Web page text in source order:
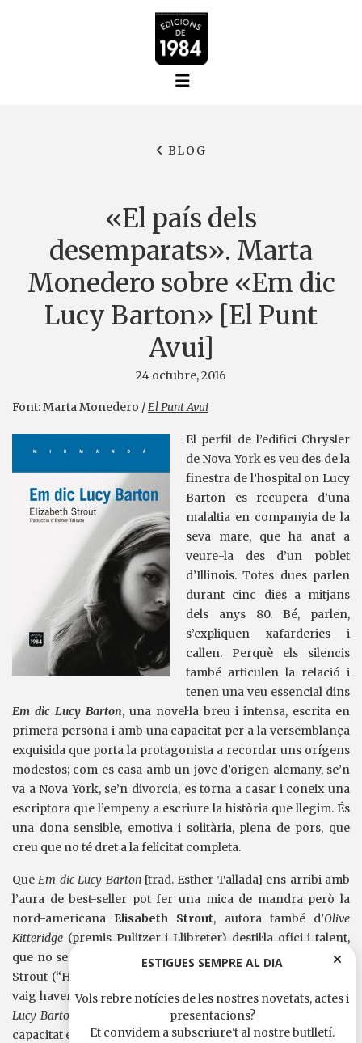
BLOG
«El país dels
desemparats». Marta
Monedero sobre «Em dic
Lucy Barton» [El Punt
Avui]
24 octubre, 2016
Font: Marta Monedero /El Punt Avui
El perfil de l’edifici Chrysler
de Nova York es veu des de la
finestra de l’hospital on Lucy
Barton es recupera d’una
malaltia en companyia de la
seva mare, que ha anat a
veure-la des d’un poblet
d’Illinois. Totes dues parlen
durant cinc dies a mitjans
dels anys 80. Bé, parlen,
s’expliquen xafarderies i
callen. Perquè els silencis
també articulen la relació i
tenen una veu essencial dins
Em dic Lucy Barton, una novel·la breu i intensa, escrita en
primera persona i amb una capacitat per a la versemblança
exquisida que porta la protagonista a recordar uns orígens
modestos; com es casa amb un jove d’origen alemany, se’n
va a Nova York, se’n divorcia, es torna a casar i coneix una
escriptora que l’empeny a escriure la història que llegim. És
una dona sensible, emotiva i solitària, plena de pors, que
creu que no té dret a la felicitat completa.
QueEm dic Lucy Barton[trad. Esther Tallada] ens arribi amb
l’aura de best-seller pot fer una mica de mandra però la
nord-americana Elisabeth Strout, autora també d’Olive
Kitteridge (premis Pulitzer i Llibreter) destil·la ofici i talent,
que no sempre van junts. Captiva la modernitat clàssica de
Strout (“Hi va haver una vegada, ara ja fa molts anys, que
vaig haver d’estar ingressada a l’hospital”, és l’inici d’ Em dic
Lucy Barton
) i una saviesa narrativa de la qual destaquen la
capacitat extraordinària per transformar en significatius els
ESTIGUES SEMPRE AL DIA
Vols rebre notícies de les nostres novetats, actes i
presentacions?
Et convidem a subscriure't al nostre butlletí.